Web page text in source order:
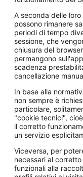
A seconda delle
possono rimanere
periodi di tempo
sessione, che
chiusura del
permangono
scadenza
cancellazione
In base alla
non sempre è
particolare,
"cookie tecnici",
il corretto
un servizio
Viceversa, per
necessari al
funzionali alla